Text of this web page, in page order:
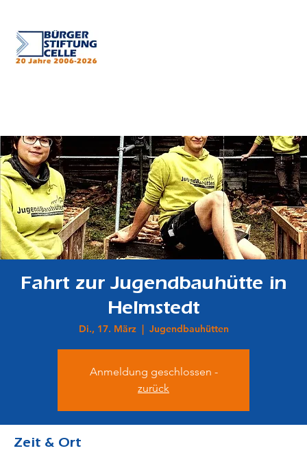
Fahrt zur Jugendbauhütte in
Helmstedt
Di., 17. März
  |
Jugendbauhütten
Anmeldung geschlossen -
zurück
Zeit & Ort